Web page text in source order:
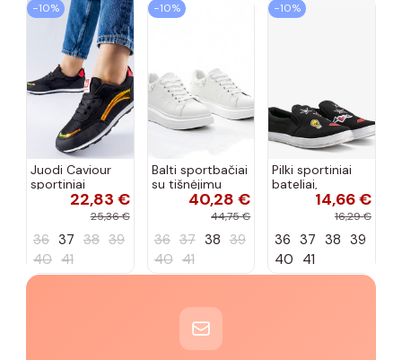
−10%
Juodi Caviour
sportiniai
sportbačiai22,83 €
25,36 €
36 37 38 39
40 41
−10%
Balti sportbačiai
su tišnėjimu
Peyton40,28 €
44,75 €
36 37 38 39
40 41
−10%
Pilki sportiniai
bateliai,
„Justice"14,66 €
16,29 €
36 37 38 39
40 41